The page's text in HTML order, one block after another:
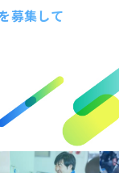
募集して